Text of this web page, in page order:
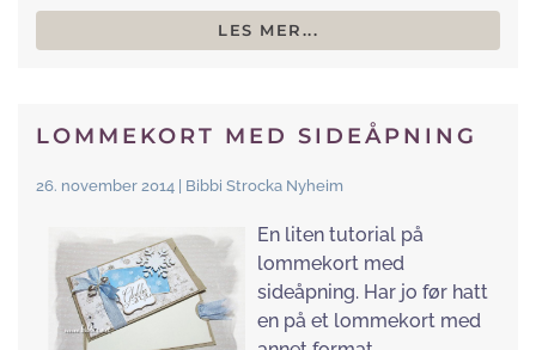
LES MER...
LOMMEKORT MED SIDEÅPNING
26. november 2014 | Bibbi Strocka Nyheim
En liten tutorial på
lommekort med
sideåpning. Har jo før hatt
en på et lommekort med